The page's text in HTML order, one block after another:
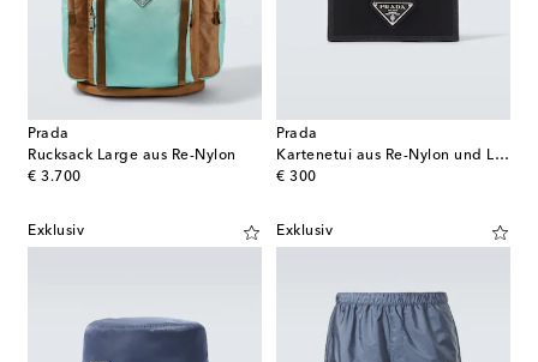
Prada
Rucksack Large aus Re-Nylon
€ 3.700
original price
Prada
Kartenetui aus Re-Nylon und Leder
€ 300
original price
Exklusiv Exklusiv